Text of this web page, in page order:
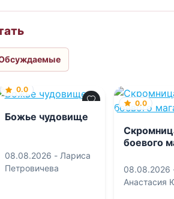
0.0
Божье чудовище
08.08.2026 - Лариса
Петровичева
0.0
боевого
08.08.2026
Анастасия